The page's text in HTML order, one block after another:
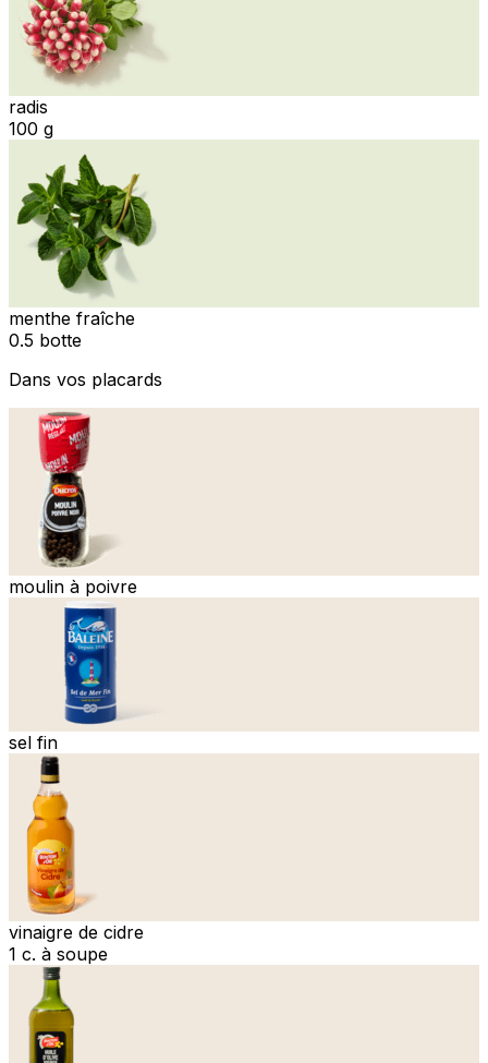
radis
100 g
menthe fraîche
0.5 botte
Dans vos placards
moulin à poivre
sel fin
vinaigre de cidre
1 c. à soupe